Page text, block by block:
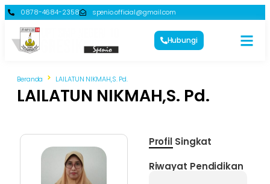
0878-4684-2358 spenio.official@gmail.com
Hubungi
Beranda LAILATUN NIKMAH,S. Pd.
LAILATUN NIKMAH,S. Pd.
Profil Singkat
Riwayat Pendidikan